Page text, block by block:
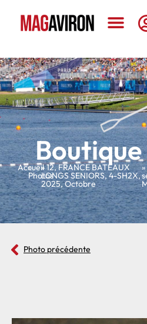
Accueil
»
Photos
»12,FRANCE BATEAUX
LONGS SENIORS,4-SH2X,
2025,Octobre
Photo précédente